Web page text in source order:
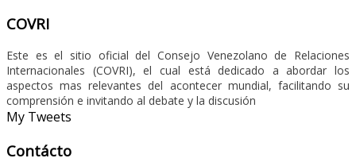
COVRI
Este es el sitio oficial del Consejo Venezolano de Relaciones
Internacionales (COVRI), el cual está dedicado a abordar los
aspectos mas relevantes del acontecer mundial, facilitando su
comprensión e invitando al debate y la discusión
My Tweets
Contácto